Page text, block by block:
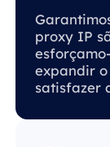
proxy IP
expandir
satisfazer